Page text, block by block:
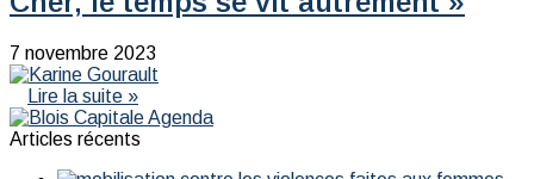
7 novembre 2023
Lire la suite »
Articles récents